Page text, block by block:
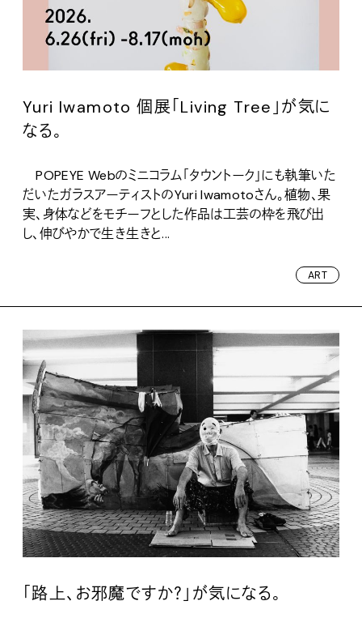
Yuri Iwamoto 個展「Living Tree」が気に
なる。
POPEYE Webのミニコラム「タウントーク」にも執筆いた
だいたガラスアーティストのYuri Iwamotoさん。植物、果
実、身体などをモチーフとした作品は工芸の枠を飛び出
し、伸びやかで生き生きと...
ART
「路上、お邪魔ですか？」が気になる。